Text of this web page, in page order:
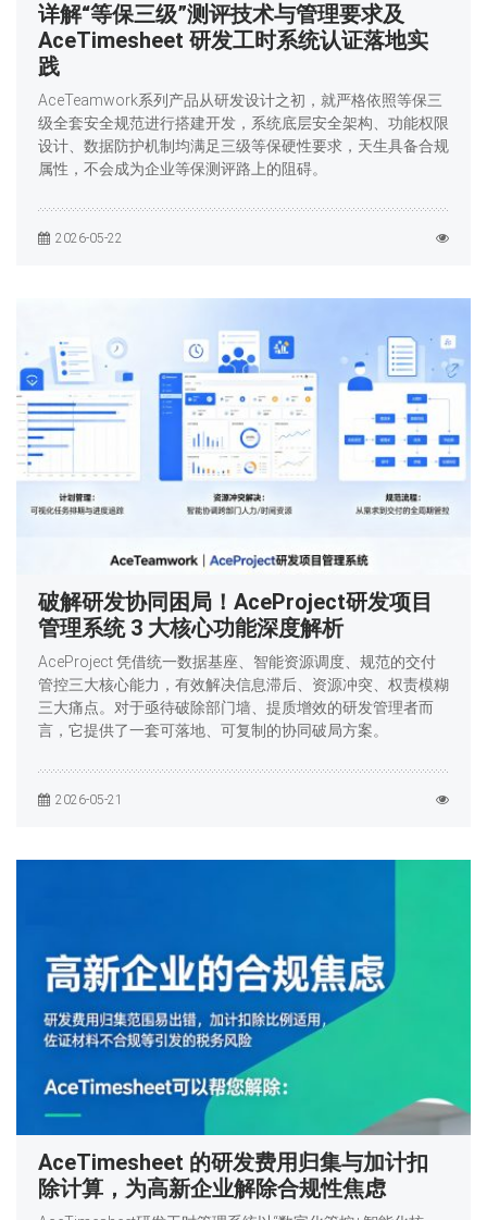
详解“等保三级”测评技术与管理要求及
AceTimesheet 研发工时系统认证落地实
践
AceTeamwork系列产品从研发设计之初，就严格依照等保三
级全套安全规范进行搭建开发，系统底层安全架构、功能权限
设计、数据防护机制均满足三级等保硬性要求，天生具备合规
属性，不会成为企业等保测评路上的阻碍。
2026-05-22
破解研发协同困局！AceProject研发项目
管理系统 3 大核心功能深度解析
AceProject 凭借统一数据基座、智能资源调度、规范的交付
管控三大核心能力，有效解决信息滞后、资源冲突、权责模糊
三大痛点。对于亟待破除部门墙、提质增效的研发管理者而
言，它提供了一套可落地、可复制的协同破局方案。
2026-05-21
AceTimesheet 的研发费用归集与加计扣
除计算，为高新企业解除合规性焦虑